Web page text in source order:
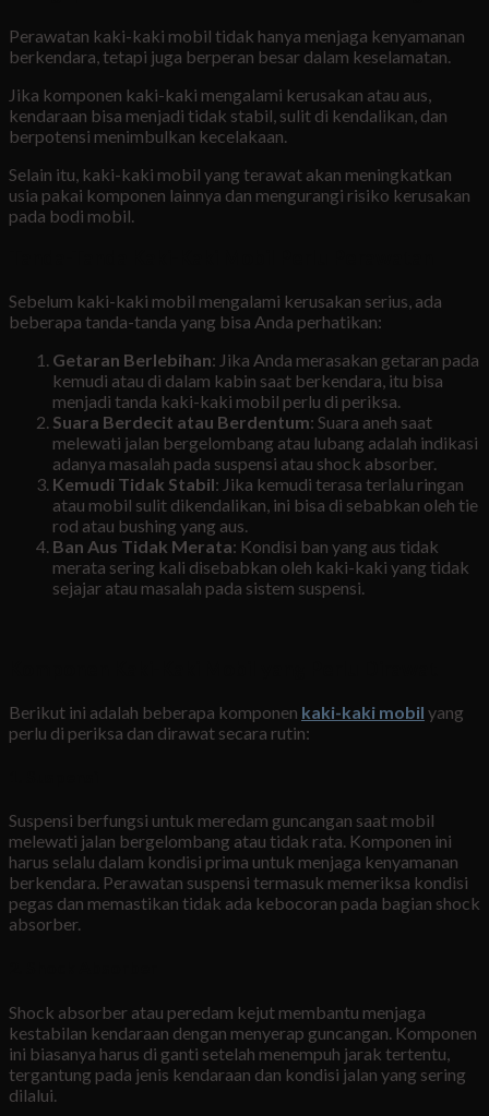
Perawatan kaki-kaki mobil tidak hanya menjaga kenyamanan
berkendara, tetapi juga berperan besar dalam keselamatan.
Jika komponen kaki-kaki mengalami kerusakan atau aus,
kendaraan bisa menjadi tidak stabil, sulit di kendalikan, dan
berpotensi menimbulkan kecelakaan.
Selain itu, kaki-kaki mobil yang terawat akan meningkatkan
usia pakai komponen lainnya dan mengurangi risiko kerusakan
pada bodi mobil.
Sebelum kaki-kaki mobil mengalami kerusakan serius, ada
beberapa tanda-tanda yang bisa Anda perhatikan:
Getaran Berlebihan: Jika Anda merasakan getaran pada
kemudi atau di dalam kabin saat berkendara, itu bisa
menjadi tanda kaki-kaki mobil perlu di periksa.
Suara Berdecit atau Berdentum: Suara aneh saat
melewati jalan bergelombang atau lubang adalah indikasi
adanya masalah pada suspensi atau shock absorber.
Kemudi Tidak Stabil: Jika kemudi terasa terlalu ringan
atau mobil sulit dikendalikan, ini bisa di sebabkan oleh tie
rod atau bushing yang aus.
Ban Aus Tidak Merata: Kondisi ban yang aus tidak
merata sering kali disebabkan oleh kaki-kaki yang tidak
sejajar atau masalah pada sistem suspensi.
Berikut ini adalah beberapa komponen kaki-kaki mobil yang
perlu di periksa dan dirawat secara rutin:
Suspensi berfungsi untuk meredam guncangan saat mobil
melewati jalan bergelombang atau tidak rata. Komponen ini
harus selalu dalam kondisi prima untuk menjaga kenyamanan
berkendara. Perawatan suspensi termasuk memeriksa kondisi
pegas dan memastikan tidak ada kebocoran pada bagian shock
absorber.
Shock absorber atau peredam kejut membantu menjaga
kestabilan kendaraan dengan menyerap guncangan. Komponen
ini biasanya harus di ganti setelah menempuh jarak tertentu,
tergantung pada jenis kendaraan dan kondisi jalan yang sering
dilalui.